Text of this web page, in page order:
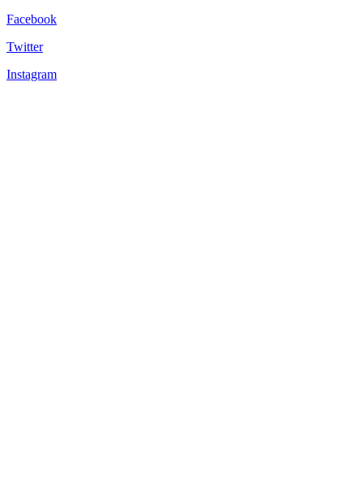
Facebook
Twitter
Instagram